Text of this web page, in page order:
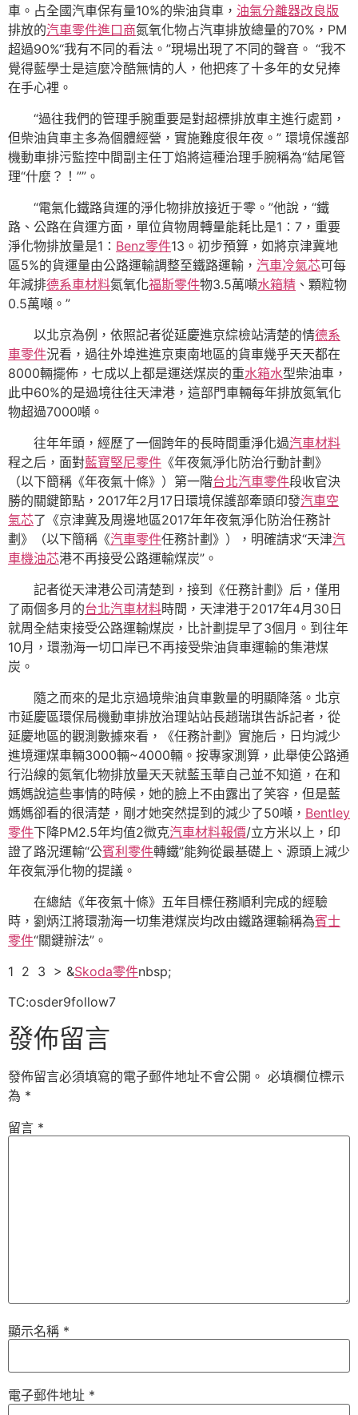
車。占全國汽車保有量10%的柴油貨車， 油氣分離器改良版
排放的汽車零件進口商氮氧化物占汽車排放總量的70%，PM
超過90%“我有不同的看法。”現場出現了不同的聲音。 “我不
覺得藍學士是這麼冷酷無情的人，他把疼了十多年的女兒捧
在手心裡。
“過往我們的管理手腕重要是對超標排放車主進行處罰，
但柴油貨車主多為個體經營，實施難度很年夜。” 環境保護部
機動車排污監控中間副主任丁焰將這種治理手腕稱為“結尾管
理“什麼？！””。
“電氣化鐵路貨運的淨化物排放接近于零。”他說，“鐵
路、公路在貨運方面，單位貨物周轉量能耗比是1∶7，重要
淨化物排放量是1∶ Benz零件13。初步預算，如將京津冀地
區5%的貨運量由公路運輸調整至鐵路運輸， 汽車冷氣芯可每
年減排德系車材料氮氧化福斯零件物3.5萬噸水箱精 、顆粒物
0.5萬噸。”
以北京為例，依照記者從延慶進京綜檢站清楚的情德系
車零件況看，過往外埠進進京東南地區的貨車幾乎天天都在
8000輛擺佈，七成以上都是運送煤炭的重水箱水型柴油車，
此中60%的是過境往往天津港，這部門車輛每年排放氮氧化
物超過7000噸。
往年年頭，經歷了一個跨年的長時間重淨化過汽車材料
程之后，面對藍寶堅尼零件 《年夜氣淨化防治行動計劃》
（以下簡稱《年夜氣十條》）第一階台北汽車零件段收官決
勝的關鍵節點，2017年2月17日環境保護部牽頭印發汽車空
氣芯了《京津冀及周邊地區2017年年夜氣淨化防治任務計
劃》（以下簡稱《汽車零件任務計劃》），明確請求“天津汽
車機油芯港不再接受公路運輸煤炭”。
記者從天津港公司清楚到，接到《任務計劃》后，僅用
了兩個多月的台北汽車材料時間，天津港于2017年4月30日
就周全結束接受公路運輸煤炭，比計劃提早了3個月。到往年
10月，環渤海一切口岸已不再接受柴油貨車運輸的集港煤
炭。
隨之而來的是北京過境柴油貨車數量的明顯降落。北京
市延慶區環保局機動車排放治理站站長趙瑞琪告訴記者，從
延慶地區的觀測數據來看，《任務計劃》實施后，日均減少
進境運煤車輛3000輛~4000輛。按專家測算，此舉使公路通
行沿線的氮氧化物排放量天天就藍玉華自己並不知道，在和
媽媽說這些事情的時候，她的臉上不由露出了笑容，但是藍
媽媽卻看的很清楚，剛才她突然提到的減少了50噸， Bentley
零件下降PM2.5年均值2微克汽車材料報價/立方米以上，印
證了路況運輸“公賓利零件轉鐵”能夠從最基礎上、源頭上減少
年夜氣淨化物的提議。
在總結《年夜氣十條》五年目標任務順利完成的經驗
時，劉炳江將環渤海一切集港煤炭均改由鐵路運輸稱為賓士
零件“關鍵辦法”。
1 2 3 > &Skoda零件nbsp;
TC:osder9follow7
發佈留言
發佈留言必須填寫的電子郵件地址不會公開。 必填欄位標示
為 *
留言 *
顯示名稱 *
電子郵件地址 *